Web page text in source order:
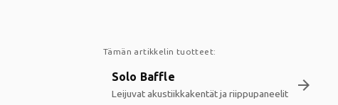
Tämän artikkelin tuotteet:
Solo Baffle
Leijuvat akustiikkakentät ja riippupaneelit arrow_forward